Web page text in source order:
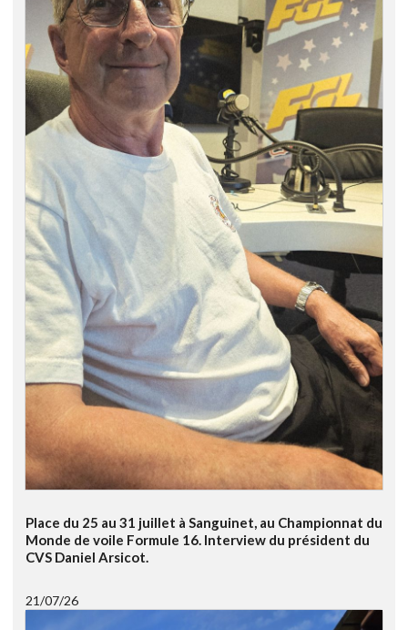
Place du 25 au 31 juillet à Sanguinet, au Championnat du
Monde de voile Formule 16. Interview du président du
CVS Daniel Arsicot.
21/07/26